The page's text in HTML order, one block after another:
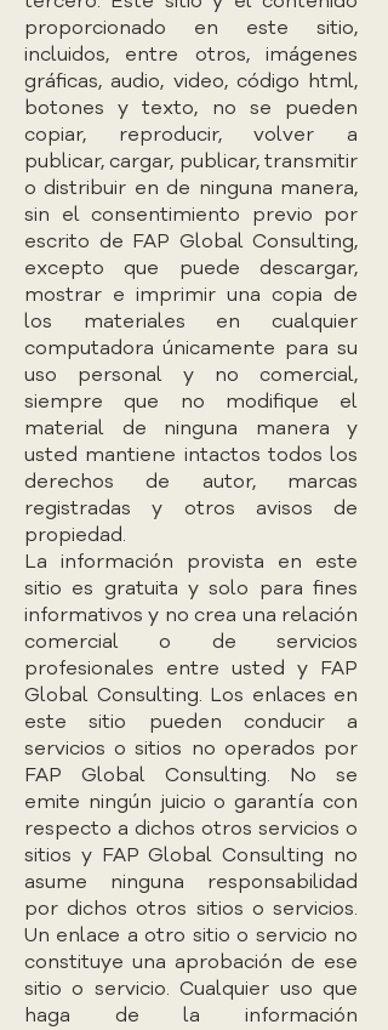
proporcionado en este sitio,
incluidos, entre otros, imágenes
gráficas, audio, video, código html,
botones y texto, no se pueden
copiar, reproducir, volver a
publicar, cargar, publicar, transmitir
o distribuir en de ninguna manera,
sin el consentimiento previo por
escrito de FAP Global Consulting,
excepto que puede descargar,
mostrar e imprimir una copia de
los materiales en cualquier
computadora únicamente para su
uso personal y no comercial,
siempre que no modifique el
material de ninguna manera y
usted mantiene intactos todos los
derechos de autor, marcas
registradas y otros avisos de
propiedad.
La información provista en este
sitio es gratuita y solo para fines
informativos y no crea una relación
comercial o de servicios
profesionales entre usted y FAP
Global Consulting. Los enlaces en
este sitio pueden conducir a
servicios o sitios no operados por
FAP Global Consulting. No se
emite ningún juicio o garantía con
respecto a dichos otros servicios o
sitios y FAP Global Consulting no
asume ninguna responsabilidad
por dichos otros sitios o servicios.
Un enlace a otro sitio o servicio no
constituye una aprobación de ese
sitio o servicio. Cualquier uso que
haga de la información